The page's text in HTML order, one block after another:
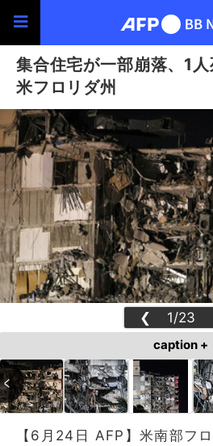
集合住宅が一部崩落、1
米フロリダ州
❮ 1/23
caption +
【6月24日 AFP】米南部フ